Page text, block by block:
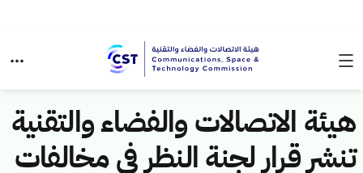
هيئة الاتصالات والفضاء والتقنية
تنشر قرار لجنة النظر في مخالفات